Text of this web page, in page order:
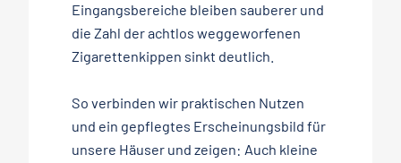
Eingangsbereiche bleiben sauberer und
die Zahl der achtlos weggeworfenen
Zigarettenkippen sinkt deutlich.
So verbinden wir praktischen Nutzen
und ein gepflegtes Erscheinungsbild für
unsere Häuser und zeigen: Auch kleine